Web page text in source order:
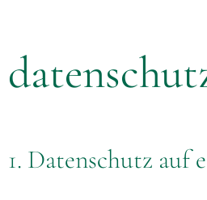
1. Datenschutz auf